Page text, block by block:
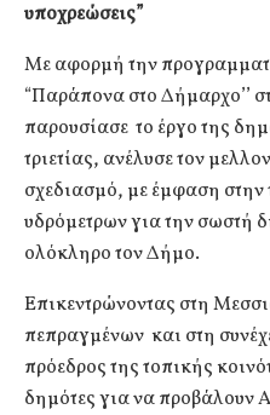
υποχρεώσεις”
Με αφορμή την
“Παράπονα στο Δήμαρχο’’
παρουσίασε το έργο της
τριετίας, ανέλυσε τον
σχεδιασμό, με έμφαση
υδρόμετρων για την σωστή
ολόκληρο τον Δήμο.
Επικεντρώνοντας στη
πεπραγμένων και στη
πρόεδρος της τοπικής
δημότες για να